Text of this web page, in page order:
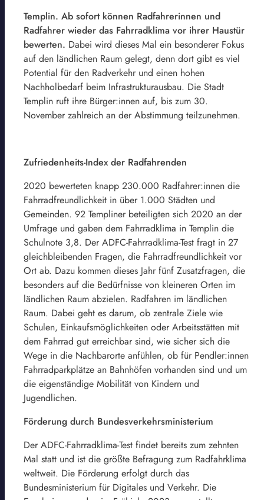
Templin. Ab sofort können Radfahrerinnen und
Radfahrer wieder das Fahrradklima vor ihrer Haustür
bewerten. Dabei wird dieses Mal ein besonderer Fokus
auf den ländlichen Raum gelegt, denn dort gibt es viel
Potential für den Radverkehr und einen hohen
Nachholbedarf beim Infrastrukturausbau. Die Stadt
Templin ruft ihre Bürger:innen auf, bis zum 30.
November zahlreich an der Abstimmung teilzunehmen.
Zufriedenheits-Index der Radfahrenden
2020 bewerteten knapp 230.000 Radfahrer:innen die
Fahrradfreundlichkeit in über 1.000 Städten und
Gemeinden. 92 Templiner beteiligten sich 2020 an der
Umfrage und gaben dem Fahrradklima in Templin die
Schulnote 3,8. Der ADFC-Fahrradklima-Test fragt in 27
gleichbleibenden Fragen, die Fahrradfreundlichkeit vor
Ort ab. Dazu kommen dieses Jahr fünf Zusatzfragen, die
besonders auf die Bedürfnisse von kleineren Orten im
ländlichen Raum abzielen. Radfahren im ländlichen
Raum. Dabei geht es darum, ob zentrale Ziele wie
Schulen, Einkaufsmöglichkeiten oder Arbeitsstätten mit
dem Fahrrad gut erreichbar sind, wie sicher sich die
Wege in die Nachbarorte anfühlen, ob für Pendler:innen
Fahrradparkplätze an Bahnhöfen vorhanden sind und um
die eigenständige Mobilität von Kindern und
Jugendlichen.
Förderung durch Bundesverkehrsministerium
Der ADFC-Fahrradklima-Test findet bereits zum zehnten
Mal statt und ist die größte Befragung zum Radfahrklima
weltweit. Die Förderung erfolgt durch das
Bundesministerium für Digitales und Verkehr. Die